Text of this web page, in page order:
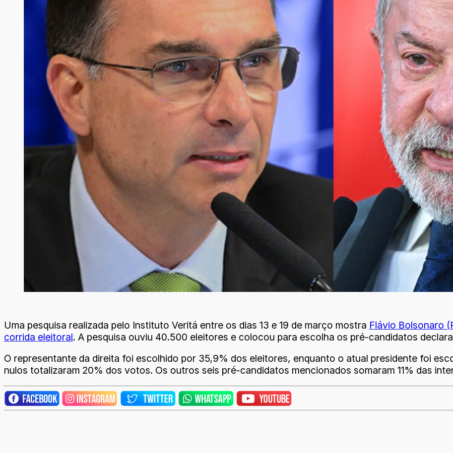
Uma pesquisa realizada pelo Instituto Veritá entre os dias 13 e 19 de março mostra Flávio Bolsonaro
corrida eleitoral. A pesquisa ouviu 40.500 eleitores e colocou para escolha os pré-candidatos
O representante da direita foi escolhido por 35,9% dos eleitores, enquanto o atual presidente foi
nulos totalizaram 20% dos votos. Os outros seis pré-candidatos mencionados somaram 11% das